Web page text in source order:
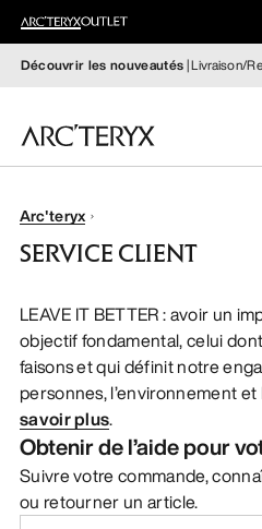
Découvrir les nouveautés| Livraison/
Les nouveaux équipements
mouvements et régulent
Pour femme
Vous avez changé d’avis ?
admissibles dans un délai de
gratuit.
FEMME
CHAUSSURES
ÉQUIPEMENT
VEILANCE
ÉQUIPEMENT
VEILANCE
Arc'teryx
SERVICE CLIENT
LEAVE IT BETTER : avoir un
objectif fondamental, celui
faisons et qui définit notre
personnes, l’environnement
savoir plus.
Obtenir de l’aide pour
Suivre votre commande,
ou retourner un article.